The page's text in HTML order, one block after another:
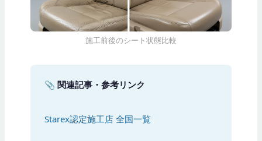
施工前後のシート状態比較
📎 関連記事・参考リンク
Starex認定施工店 全国一覧